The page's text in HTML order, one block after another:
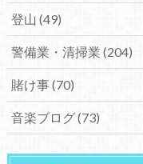
登山 (49)
警備業・清掃業 (204)
賭け事(70)
音楽ブログ(73)